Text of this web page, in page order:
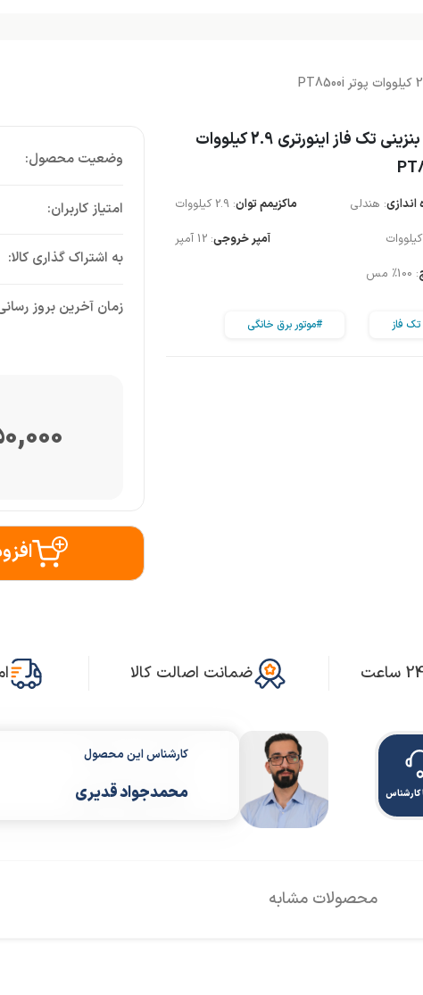
موتور برق بنزینی تک فاز اینورتری 2.9 کیلووات
: هندلی ماکزیمم توان: 2.9 کیلووات
آمپر خروجی: 12 آمپر
: 100% مس
تک فاز #موتور برق خانگی
زمان آخرین بروز
ضمانت اصالت کالا
کارشناس
کارشناس این محصول
محمدجواد قدیری
محصولات مشابه